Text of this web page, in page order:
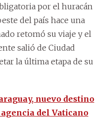
por el huracán
del país hace una
retomó su viaje y el
salió de Ciudad
la última etapa de su
nuevo destino
del Vaticano